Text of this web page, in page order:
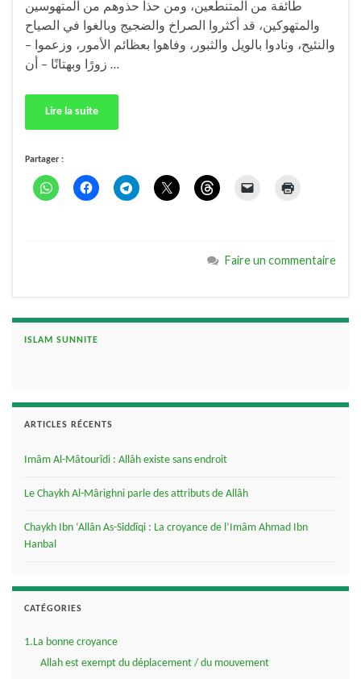
طائفة من المتنطعين، ومن حذا حذوهم من المتهوسين
والمتهوكين، قد أكثروا الصراخ والضجيج وبالغوا في الصياح
والنئيح، ونادوا بالويل والثبور، وفاهوا بعظائم الأمور، وزعموا –
زورًا وبهتانًا – أن …
Lire la suite
Partager :
Faire un commentaire
ISLAM SUNNITE
ARTICLES RÉCENTS
Imâm Al-Mâtourîdi : Allâh existe sans endroit
Le Chaykh Al-Mârighni parle des attributs de Allâh
Chaykh Ibn ‘Allân As-Siddîqi : La croyance de l’Imâm Ahmad Ibn
Hanbal
CATÉGORIES
1.La bonne croyance
Allah est exempt du déplacement / du mouvement